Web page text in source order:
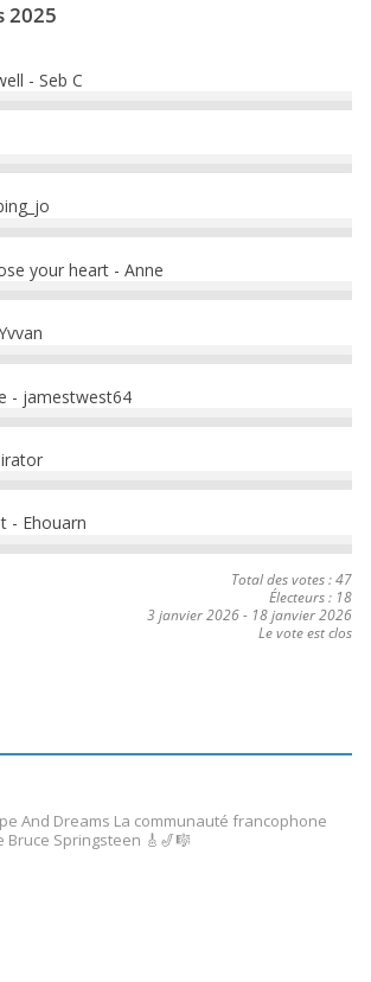
2025
- Seb C
your heart - Anne
- jamestwest64
- Ehouarn
Total des votes : 47
Électeurs : 18
3 janvier 2026- 18 janvier 2026
Le vote est clos
And Dreams La communauté francophone
Bruce Springsteen 🎸🎷🎼